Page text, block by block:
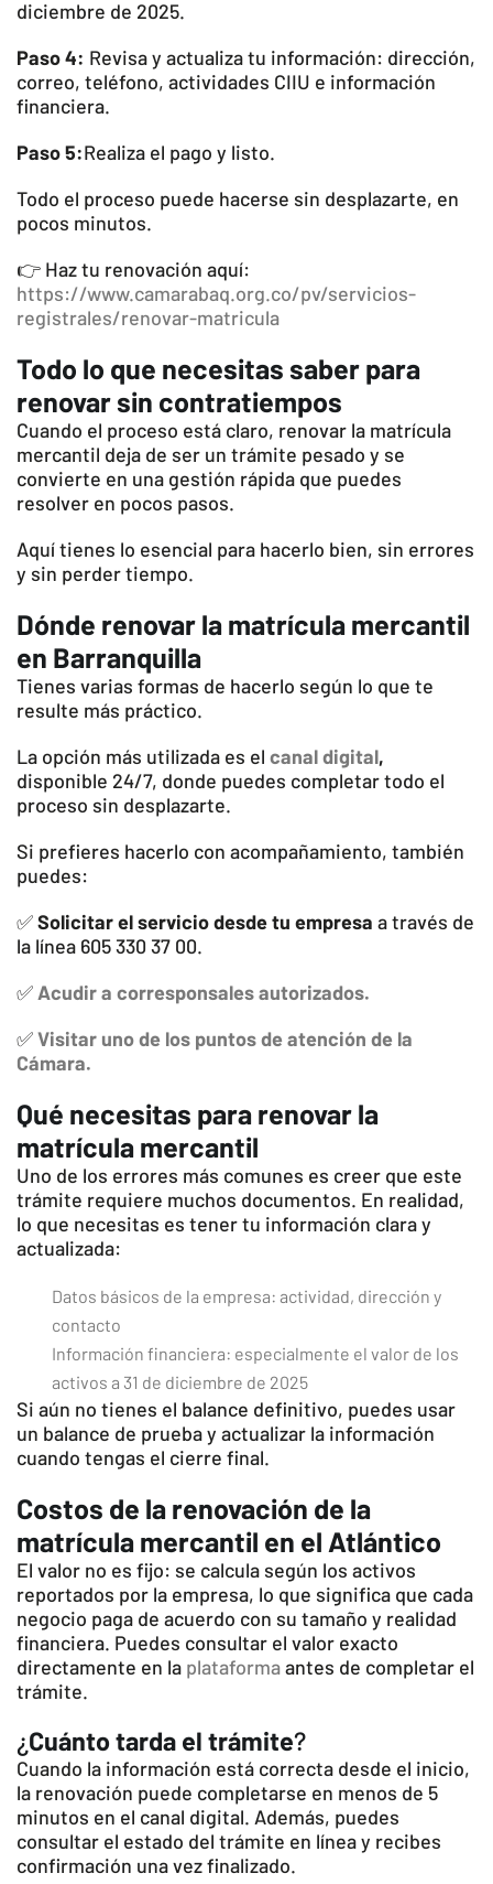
diciembre de 2025.
Paso 4: Revisa y actualiza tu información: dirección,
correo, teléfono, actividades CIIU e información
financiera.
Paso 5:Realiza el pago y listo.
Todo el proceso puede hacerse sin desplazarte, en
pocos minutos.
👉 Haz tu renovación aquí:
https://www.camarabaq.org.co/pv/servicios-
registrales/renovar-matricula
Todo lo que necesitas saber para
renovar sin contratiempos
Cuando el proceso está claro, renovar la matrícula
mercantil deja de ser un trámite pesado y se
convierte en una gestión rápida que puedes
resolver en pocos pasos.
Aquí tienes lo esencial para hacerlo bien, sin errores
y sin perder tiempo.
Dónde renovar la matrícula mercantil
en Barranquilla
Tienes varias formas de hacerlo según lo que te
resulte más práctico.
La opción más utilizada es el canal digital,
disponible 24/7, donde puedes completar todo el
proceso sin desplazarte.
Si prefieres hacerlo con acompañamiento, también
puedes:
✅Solicitar el servicio desde tu empresa a través de
la línea 605 330 37 00.
✅ Acudir a corresponsales autorizados.
✅Visitar uno de los puntos de atención de la
Cámara.
Qué necesitas para renovar la
matrícula mercantil
Uno de los errores más comunes es creer que este
trámite requiere muchos documentos. En realidad,
lo que necesitas es tener tu información clara y
actualizada:
Datos básicos de la empresa: actividad, dirección y
contacto
Información financiera: especialmente el valor de los
activos a 31 de diciembre de 2025
Si aún no tienes el balance definitivo, puedes usar
un balance de prueba y actualizar la información
cuando tengas el cierre final.
Costos de la renovación de la
matrícula mercantil en el Atlántico
El valor no es fijo: se calcula según los activos
reportados por la empresa, lo que significa que cada
negocio paga de acuerdo con su tamaño y realidad
financiera. Puedes consultar el valor exacto
directamente en la plataformaantes de completar el
trámite.
¿Cuánto tarda el trámite?
Cuando la información está correcta desde el inicio,
la renovación puede completarse en menos de 5
minutos en el canal digital. Además, puedes
consultar el estado del trámite en línea y recibes
confirmación una vez finalizado.